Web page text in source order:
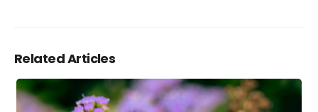
Related Articles